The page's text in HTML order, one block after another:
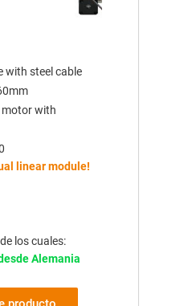
with steel cable
motor with
linear module!
los cuales:
Alemania